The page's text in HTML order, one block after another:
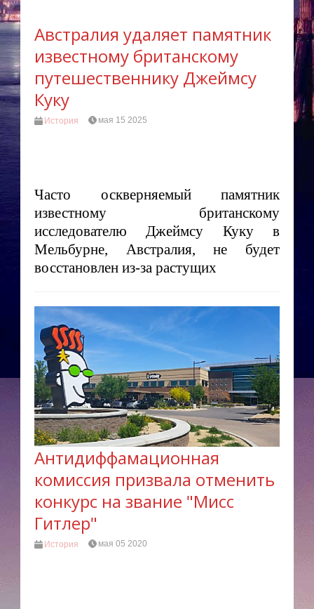
Австралия удаляет памятник
известному британскому
путешественнику Джеймсу
Куку
История мая 15 2025
Часто оскверняемый памятник
известному британскому
исследователю Джеймсу Куку в
Мельбурне, Австралия, не будет
восстановлен из-за растущих
Антидиффамационная
комиссия призвала отменить
конкурс на звание "Мисс
Гитлер"
История мая 05 2020